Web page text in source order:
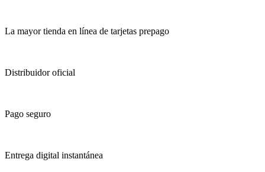
La mayor tienda en línea de tarjetas prepago
Distribuidor oficial
Pago seguro
Entrega digital instantánea